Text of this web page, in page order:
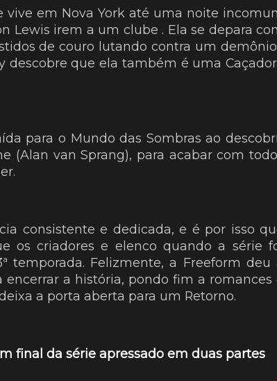
em Nova York até uma noite
Lewis irem a um clube . Ela se depara
de couro lutando contra um
descobre que ela também é uma
para o Mundo das Sombras ao
(Alan van Sprang), para acabar com
consistente e dedicada, e é por isso
os criadores e elenco quando a série
temporada. Felizmente, a Freeform deu
a história, pondo fim a romances
a porta aberta para um Retorno.
final da série apressado em duas partes